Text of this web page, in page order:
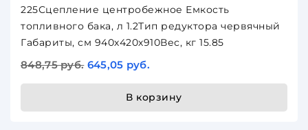
225Сцепление центробежное Емкость
топливного бака, л 1.2Тип редуктора червячный
Габариты, см 940х420х910Вес, кг 15.85
848,75 руб. 645,05 руб.
В корзину